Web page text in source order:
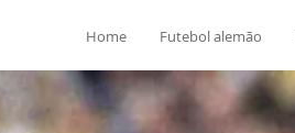
Home Futebol alemão